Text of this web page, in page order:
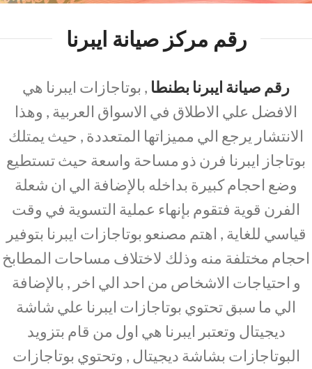
رقم مركز صيانة ايبرنا
رقم صيانة ايبرنا بطنطا , بوتاجازات ايبرنا هي
الافضل علي الاطلاق في الاسواق العربية , وهذا
الانتشار يرجع الي مميزاتها المتعددة , حيث يمتلك
بوتاجاز ايبرنا فرن ذو مساحة واسعة حيث تستطيع
وضع احجام كبيرة بداخله بالإضافة الي ان شعلة
الفرن قوية فتقوم بإنهاء عملية التسوية في وقت
قياسي للغاية , اهتم مصنعو بوتاجازات ايبرنا بتوفير
احجام مختلفة منه وذلك لاختلاف مساحات المطابخ
و احتياجات الاشخاص من احد الي اخر , بالإضافة
الي ما سبق تحتوي بوتاجازات ايبرنا علي شاشة
ديجيتال وتعتبر ايبرنا هي اول من قام بتزويد
البوتاجازات بشاشة ديجيتال , وتحتوي بوتاجازات